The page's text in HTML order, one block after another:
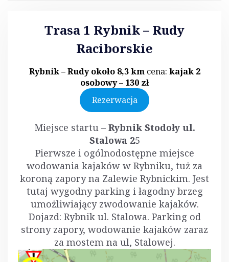
Trasa 1 Rybnik – Rudy
Raciborskie
Rybnik – Rudy około 8,3 kmcena: kajak 2
osobowy – 130 zł
Rezerwacja
Miejsce startu – Rybnik Stodoły ul.
Stalowa 25
Pierwsze i ogólnodostępne miejsce
wodowania kajaków w Rybniku, tuż za
koroną zapory na Zalewie Rybnickim. Jest
tutaj wygodny parking i łagodny brzeg
umożliwiający zwodowanie kajaków.
Dojazd: Rybnik ul. Stalowa. Parking od
strony zapory, wodowanie kajaków zaraz
za mostem na ul, Stalowej.